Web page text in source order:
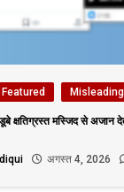
Featured Misleading
क्षतिग्रस्त मस्जिद से अजान
अगस्त 4, 2026